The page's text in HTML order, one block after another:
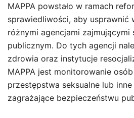
MAPPA powstało w ramach
sprawiedliwości, aby usprawnić
różnymi agencjami zajmującymi
publicznym. Do tych agencji
zdrowia oraz instytucje
MAPPA jest monitorowanie
przestępstwa seksualne lub
zagrażające bezpieczeństwu